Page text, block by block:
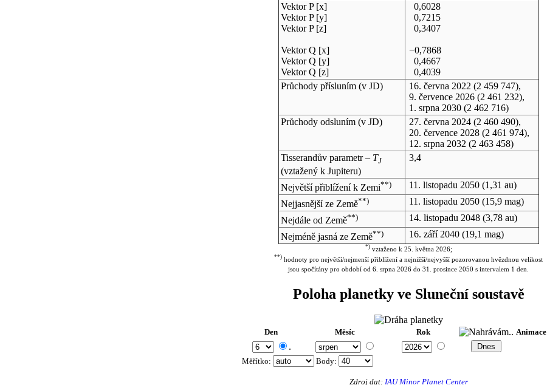
Vektor P [x]
Vektor P [y]
Vektor P [z]
Vektor Q [x]
Vektor Q [y]
Vektor Q [z]
0,6028
0,7215
0,3407
−0,7868
0,4667
0,4039
Průchody přísluním (v JD) 16. června 2022 (2 459 747),
9. července 2026(2 461 232),
1. srpna 2030(2 462 716)
Průchody odsluním (v JD) 27. června 2024(2 460 490),
20. července 2028(2 461 974),
12. srpna 2032 (2 463 458)
Tisserandův parametr – TJ
(vztažený k Jupiteru)
3,4
Největší přiblížení k Zemi**) 11. listopadu 2050(1,31 au)
Nejjasnější ze Země**) 11. listopadu 2050(15,9 mag)
Nejdále od Země**) 14. listopadu 2048(3,78 au)
Nejméně jasná ze Země**) 16. září 2040(19,1 mag)
*)vztaženo k 25. května 2026;
**) hodnoty pro největší/nejmenší přiblížení a nejnižší/nejvyšší pozorovanou hvězdnou velikost
jsou spočítány pro období od 6. srpna 2026 do 31. prosince 2050 s intervalem 1 den.
Poloha planetky ve Sluneční soustavě
Den Měsíc Rok Animace
.
Měřítko: Body:
Zdroj dat: IAU Minor Planet Center